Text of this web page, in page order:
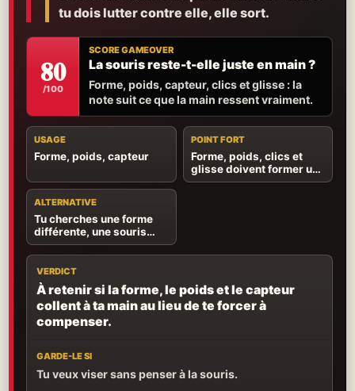
tu dois lutter contre elle, elle sort.
80
/100
SCORE GAMEOVER
La souris reste-t-elle juste en main ?
Forme, poids, capteur, clics et glisse : la
note suit ce que la main ressent vraiment.
USAGE
Forme, poids, capteur
POINT FORT
Forme, poids, clics et
glisse doivent former un
ensemble naturel.
ALTERNATIVE
Tu cherches une forme
différente, une souris
plus légère ou plus de
commandes utiles.
VERDICT
À retenir si la forme, le poids et le capteur
collent à ta main au lieu de te forcer à
compenser.
GARDE-LE SI
Tu veux viser sans penser à la souris.